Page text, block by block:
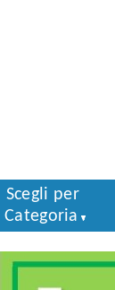
Scegli per
Categoria